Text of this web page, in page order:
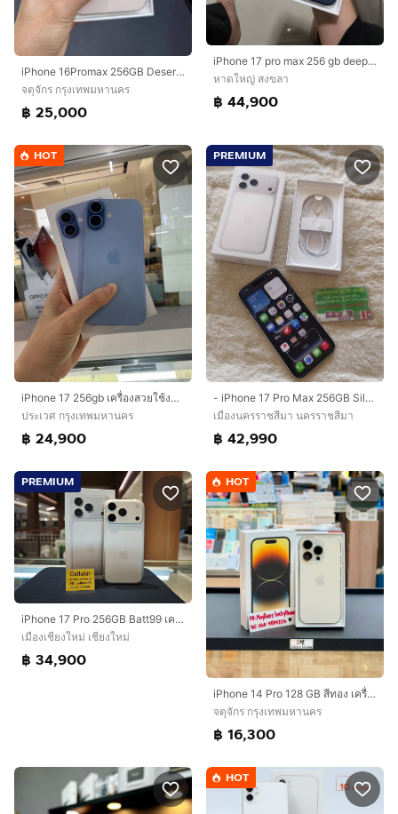
iPhone 16Promax 256GB Desertมีตำหนิ จอเป็นจุด 1จุด เล็กๆ ตรงขอบเครื่องขอลูกค้าที่รับได้นะคะ
จตุจักร กรุงเทพมหานคร
฿ 25,000
iPhone 17 pro max 256 gb deep blue แบต 100%รอบชาร์ต 4ประกัน มิถุนา 70
หาดใหญ่ สงขลา
฿ 44,900
HOT
iPhone 17 256gb เครื่องสวยใช้งานปกติทุกอย่าง
ประเวศ กรุงเทพมหานคร
฿ 24,900
PREMIUM
- iPhone 17 Pro Max 256GB Silver
เมืองนครราชสีมา นครราชสีมา
฿ 42,990
PREMIUM
iPhone 17 Pro 256GB Batt99 เครื่องไทย ครบกล่อง รับผ่อน
เมืองเชียงใหม่ เชียงใหม่
฿ 34,900
HOT
iPhone 14 Pro 128 GB สีทอง เครื่องสวยมาก
จตุจักร กรุงเทพมหานคร
฿ 16,300
HOT